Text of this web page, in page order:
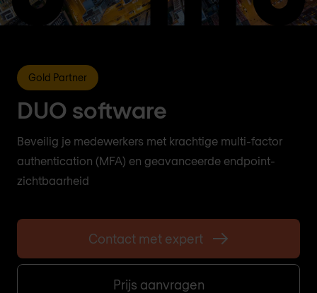
Gold Partner
DUO software
Beveilig je medewerkers met krachtige multi-factor
authentication (MFA) en geavanceerde endpoint-
zichtbaarheid
Contact met expert
Prijs aanvragen